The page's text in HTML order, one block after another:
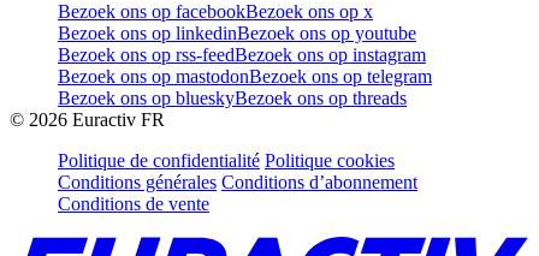
Bezoek ons op facebookBezoek ons op x
Bezoek ons op linkedinBezoek ons op youtube
Bezoek ons op rss-feedBezoek ons op instagram
Bezoek ons op mastodonBezoek ons op telegram
Bezoek ons op blueskyBezoek ons op threads
© 2026 Euractiv FR
Politique de confidentialité Politique cookies
Conditions générales Conditions d’abonnement
Conditions de vente